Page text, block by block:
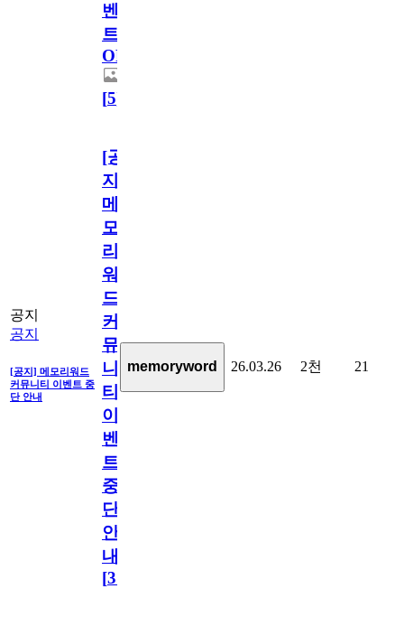
벤
트
OPEN!
[5]
공지
공지
[공지] 메모리워드
커뮤니티 이벤트 중
단 안내
[공
지]
메
모
리
워
드
커
뮤
니
티
이
벤
트
중
단
안
내
[31
memoryword 26.03.26 2천 21